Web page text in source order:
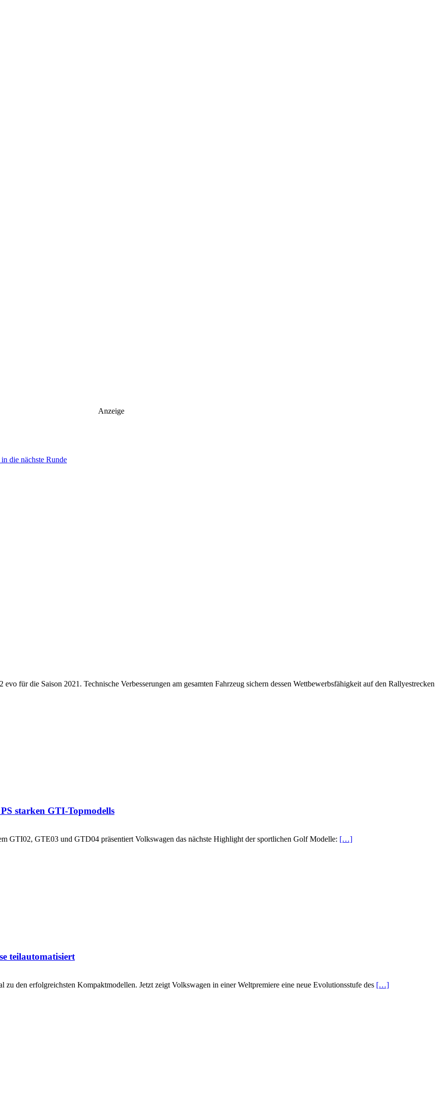
Anzeige
die nächste Runde
für die Saison 2021. Technische Verbesserungen am gesamten Fahrzeug sichern dessen Wettbewerbsfähigkeit auf den Rallyestrecken
starken GTI-Topmodells
GTI02, GTE03 und GTD04 präsentiert Volkswagen das nächste Highlight der sportlichen Golf Modelle: […]
teilautomatisiert
den erfolgreichsten Kompaktmodellen. Jetzt zeigt Volkswagen in einer Weltpremiere eine neue Evolutionsstufe des […]